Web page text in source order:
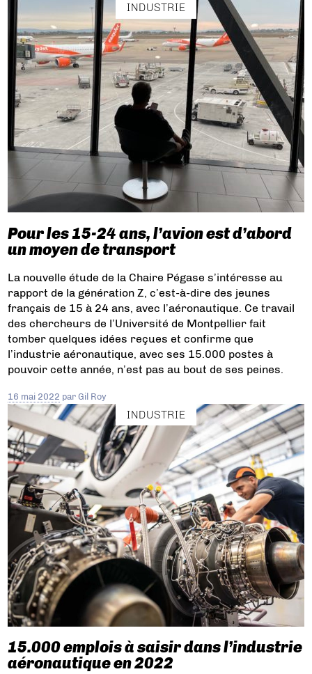
INDUSTRIE
Pour les 15-24 ans, l’avion est d’abord
un moyen de transport
La nouvelle étude de la Chaire Pégase s’intéresse au
rapport de la génération Z, c’est-à-dire des jeunes
français de 15 à 24 ans, avec l’aéronautique. Ce travail
des chercheurs de l’Université de Montpellier fait
tomber quelques idées reçues et confirme que
l’industrie aéronautique, avec ses 15.000 postes à
pouvoir cette année, n’est pas au bout de ses peines.
16 mai 2022 parGil Roy
INDUSTRIE
15.000 emplois à saisir dans l’industrie
aéronautique en 2022